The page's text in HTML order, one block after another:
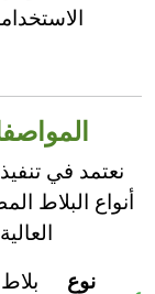
نعتمد في
أنواع البلاط
نوع